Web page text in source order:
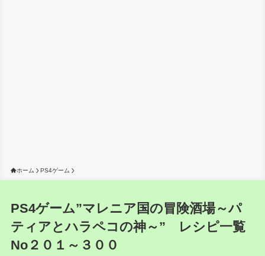
ホーム PS4ゲーム
PS4ゲーム”マレニア国の冒険酒場～パ
ティアとハラペコの神～” レシピ一覧
No２０１～３００